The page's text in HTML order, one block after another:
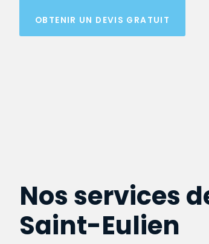
OBTENIR UN DEVIS GRATUIT
Nos services
Saint-Eulien